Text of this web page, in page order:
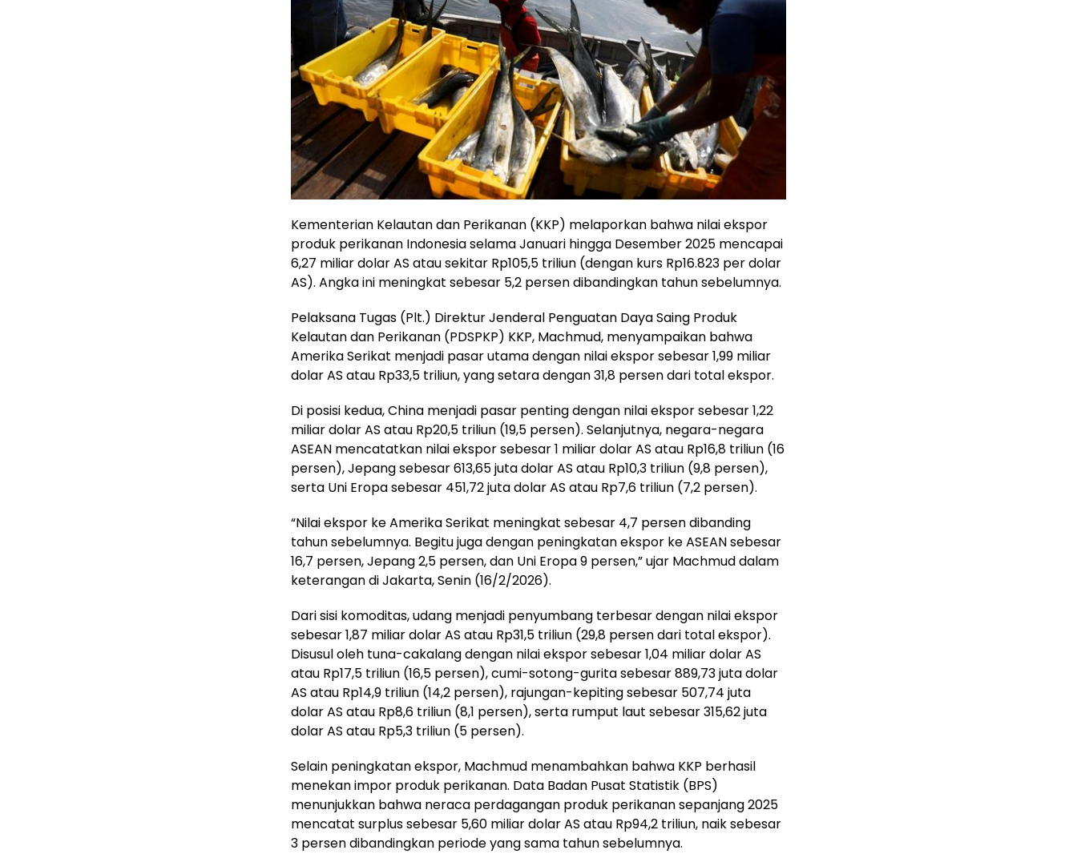
Kementerian Kelautan dan Perikanan (KKP) melaporkan bahwa nilai ekspor
produk perikanan Indonesia selama Januari hingga Desember 2025 mencapai
6,27 miliar dolar AS atau sekitar Rp105,5 triliun (dengan kurs Rp16.823 per dolar
AS). Angka ini meningkat sebesar 5,2 persen dibandingkan tahun sebelumnya.
Pelaksana Tugas (Plt.) Direktur Jenderal Penguatan Daya Saing Produk
Kelautan dan Perikanan (PDSPKP) KKP, Machmud, menyampaikan bahwa
Amerika Serikat menjadi pasar utama dengan nilai ekspor sebesar 1,99 miliar
dolar AS atau Rp33,5 triliun, yang setara dengan 31,8 persen dari total ekspor.
Di posisi kedua, China menjadi pasar penting dengan nilai ekspor sebesar 1,22
miliar dolar AS atau Rp20,5 triliun (19,5 persen). Selanjutnya, negara-negara
ASEAN mencatatkan nilai ekspor sebesar 1 miliar dolar AS atau Rp16,8 triliun (16
persen), Jepang sebesar 613,65 juta dolar AS atau Rp10,3 triliun (9,8 persen),
serta Uni Eropa sebesar 451,72 juta dolar AS atau Rp7,6 triliun (7,2 persen).
“Nilai ekspor ke Amerika Serikat meningkat sebesar 4,7 persen dibanding
tahun sebelumnya. Begitu juga dengan peningkatan ekspor ke ASEAN sebesar
16,7 persen, Jepang 2,5 persen, dan Uni Eropa 9 persen,” ujar Machmud dalam
keterangan di Jakarta, Senin (16/2/2026).
Dari sisi komoditas, udang menjadi penyumbang terbesar dengan nilai ekspor
sebesar 1,87 miliar dolar AS atau Rp31,5 triliun (29,8 persen dari total ekspor).
Disusul oleh tuna-cakalang dengan nilai ekspor sebesar 1,04 miliar dolar AS
atau Rp17,5 triliun (16,5 persen), cumi-sotong-gurita sebesar 889,73 juta dolar
AS atau Rp14,9 triliun (14,2 persen), rajungan-kepiting sebesar 507,74 juta
dolar AS atau Rp8,6 triliun (8,1 persen), serta rumput laut sebesar 315,62 juta
dolar AS atau Rp5,3 triliun (5 persen).
Selain peningkatan ekspor, Machmud menambahkan bahwa KKP berhasil
menekan impor produk perikanan. Data Badan Pusat Statistik (BPS)
menunjukkan bahwa neraca perdagangan produk perikanan sepanjang 2025
mencatat surplus sebesar 5,60 miliar dolar AS atau Rp94,2 triliun, naik sebesar
3 persen dibandingkan periode yang sama tahun sebelumnya.